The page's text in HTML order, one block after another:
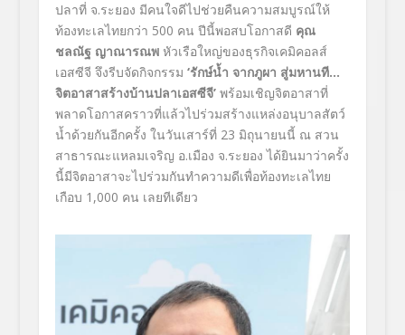
ปลาที่ จ.ระยอง มีคนใจดีไปช่วยคืนความสมบูรณ์ให้
ท้องทะเลไทยกว่า 500 คน ปีนี้พอสบโอกาสดี คุณ
ชลณัฐ ญาณารณพ หัวเรือใหญ่ของธุรกิจเคมิคอลส์
เอสซีจี จึงรีบจัดกิจกรรม ‘รักษ์น้ำ จากภูผา สู่มหานที…
จิตอาสาสร้างบ้านปลาเอสซีจี’พร้อมเชิญจิตอาสาที่
พลาดโอกาสคราวที่แล้วไปร่วมสร้างแหล่งอนุบาลสัตว์
น้ำด้วยกันอีกครั้ง ในวันเสาร์ที่ 23 มิถุนายนนี้ ณ สวน
สาธารณะแหลมเจริญ อ.เมือง จ.ระยอง ได้ยินมาว่าครั้ง
นี้มีจิตอาสาจะไปร่วมกันทำความดีเพื่อท้องทะเลไทย
เกือบ 1,000 คน เลยทีเดียว